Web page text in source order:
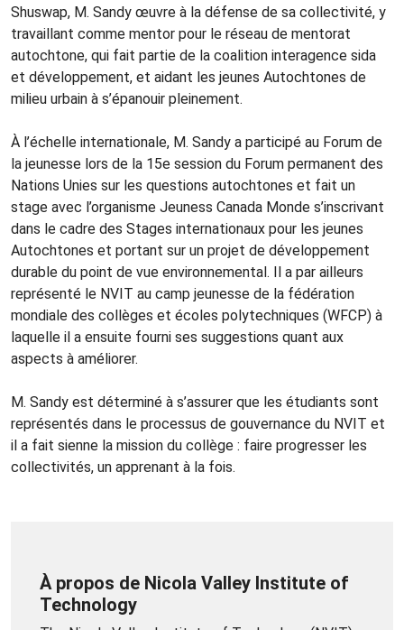
Shuswap, M. Sandy œuvre à la défense de sa collectivité, y
travaillant comme mentor pour le réseau de mentorat
autochtone, qui fait partie de la coalition interagence sida
et développement, et aidant les jeunes Autochtones de
milieu urbain à s’épanouir pleinement.
À l’échelle internationale, M. Sandy a participé au Forum de
la jeunesse lors de la 15e session du Forum permanent des
Nations Unies sur les questions autochtones et fait un
stage avec l’organisme Jeuness Canada Monde s’inscrivant
dans le cadre des Stages internationaux pour les jeunes
Autochtones et portant sur un projet de développement
durable du point de vue environnemental. Il a par ailleurs
représenté le NVIT au camp jeunesse de la fédération
mondiale des collèges et écoles polytechniques (WFCP) à
laquelle il a ensuite fourni ses suggestions quant aux
aspects à améliorer.
M. Sandy est déterminé à s’assurer que les étudiants sont
représentés dans le processus de gouvernance du NVIT et
il a fait sienne la mission du collège : faire progresser les
collectivités, un apprenant à la fois.
À propos de Nicola Valley Institute of
Technology